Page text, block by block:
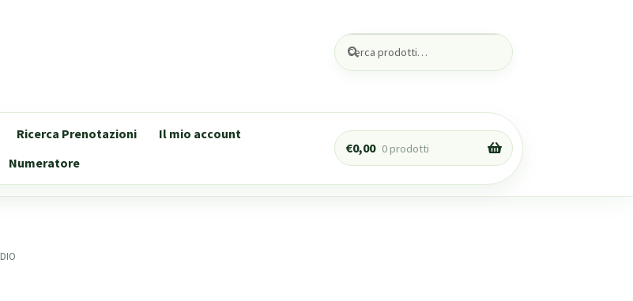
Cerca:
Cerca
Ricerca Prenotazioni
Il mio account
Numeratore
€0,00 0 prodotti